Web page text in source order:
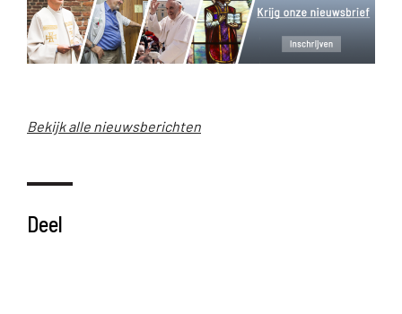
Bekijk alle nieuwsberichten
Deel